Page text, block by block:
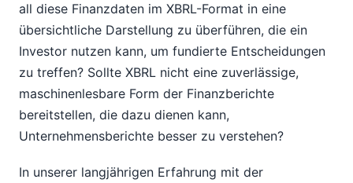
all diese Finanzdaten im XBRL-Format in eine
übersichtliche Darstellung zu überführen, die ein
Investor nutzen kann, um fundierte Entscheidungen
zu treffen? Sollte XBRL nicht eine zuverlässige,
maschinenlesbare Form der Finanzberichte
bereitstellen, die dazu dienen kann,
Unternehmensberichte besser zu verstehen?
In unserer langjährigen Erfahrung mit der